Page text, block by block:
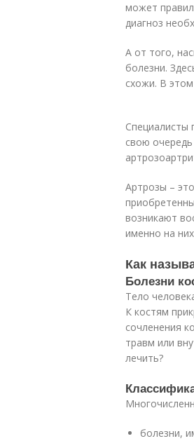
может
диагноз
А от того,
болезни.
схожи. В
Специалисты
свою
Артрозы –
возникают
именно на
Как
Болезни
Тело
К костям
сочленения
травм или
лечить?
болезни,